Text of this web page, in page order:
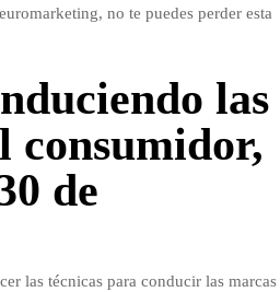
no te puedes perder esta
las
consumidor,
de
las técnicas para conducir las marcas